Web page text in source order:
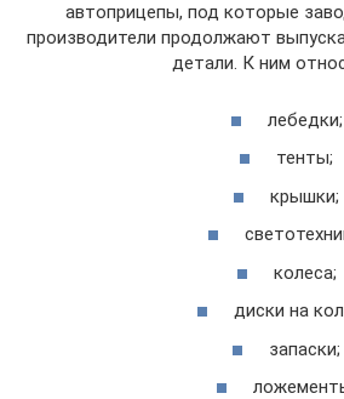
автоприцепы, под которые
производители продолжают
детали. К ним
лебедки;
тенты;
крышки;
колеса;
диски на
запаски;